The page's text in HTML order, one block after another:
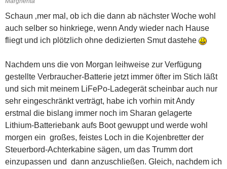
Schaun ‚mer mal, ob ich die dann ab nächster Woche wohl
auch selber so hinkriege, wenn Andy wieder nach Hause
fliegt und ich plötzlich ohne dedizierten Smut dastehe
Nachdem uns die von Morgan leihweise zur Verfügung
gestellte Verbraucher-Batterie jetzt immer öfter im Stich läßt
und sich mit meinem LiFePo-Ladegerät scheinbar auch nur
sehr eingeschränkt verträgt, habe ich vorhin mit Andy
erstmal die bislang immer noch im Sharan gelagerte
Lithium-Batteriebank aufs Boot gewuppt und werde wohl
morgen ein großes, feistes Loch in die Kojenbretter der
Steuerbord-Achterkabine sägen, um das Trumm dort
einzupassen und dann anzuschließen. Gleich, nachdem ich